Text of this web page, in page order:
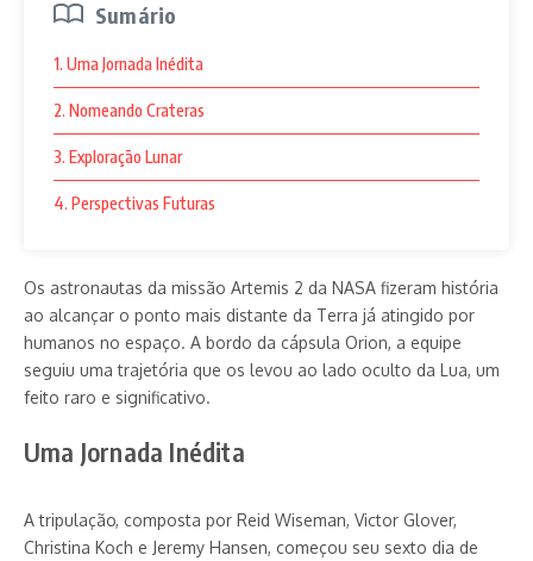
Sumário
1. Uma Jornada Inédita
2. Nomeando Crateras
3. Exploração Lunar
4. Perspectivas Futuras
Os astronautas da missão Artemis 2 da NASA fizeram história
ao alcançar o ponto mais distante da Terra já atingido por
humanos no espaço. A bordo da cápsula Orion, a equipe
seguiu uma trajetória que os levou ao lado oculto da Lua, um
feito raro e significativo.
Uma Jornada Inédita
A tripulação, composta por Reid Wiseman, Victor Glover,
Christina Koch e Jeremy Hansen, começou seu sexto dia de